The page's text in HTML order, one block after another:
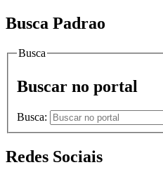
Busca Padrao
Busca
Buscar no portal
Busca:
Redes Sociais